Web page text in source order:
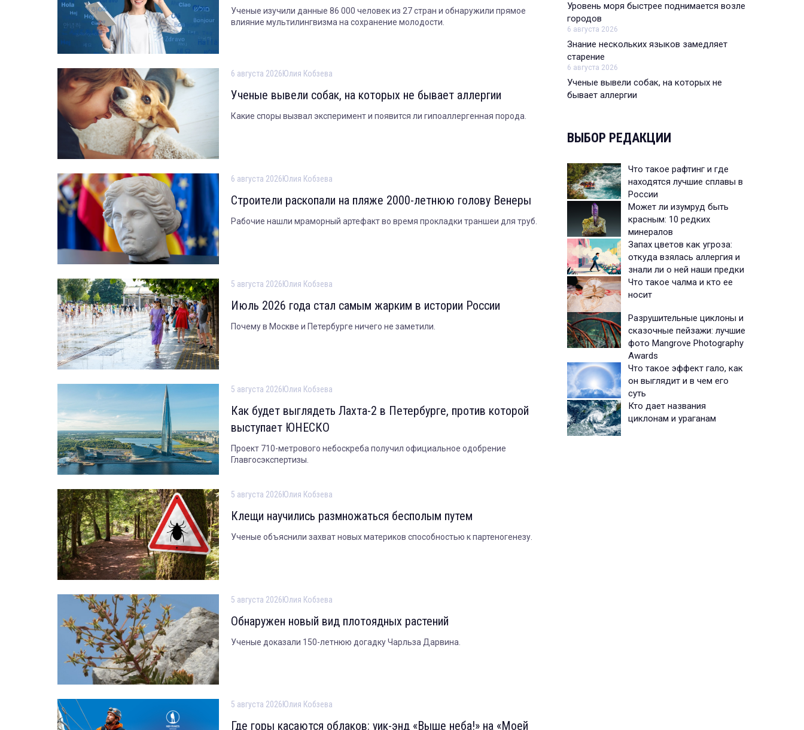
Ученые изучили данные 86 000 человек из 27 стран и обнаружили прямое
влияние мультилингвизма на сохранение молодости.
6 августа 2026Юлия Кобзева
Ученые вывели собак, на которых не бывает аллергии
Какие споры вызвал эксперимент и появится ли гипоаллергенная порода.
6 августа 2026Юлия Кобзева
Строители раскопали на пляже 2000-летнюю голову Венеры
Рабочие нашли мраморный артефакт во время прокладки траншеи для труб.
5 августа 2026Юлия Кобзева
Июль 2026 года стал самым жарким в истории России
Почему в Москве и Петербурге ничего не заметили.
5 августа 2026Юлия Кобзева
Как будет выглядеть Лахта-2 в Петербурге, против которой
выступает ЮНЕСКО
Проект 710-метрового небоскреба получил официальное одобрение
Главгосэкспертизы.
5 августа 2026Юлия Кобзева
Клещи научились размножаться бесполым путем
Ученые объяснили захват новых материков способностью к партеногенезу.
5 августа 2026Юлия Кобзева
Обнаружен новый вид плотоядных растений
Ученые доказали 150-летнюю догадку Чарльза Дарвина.
5 августа 2026Юлия Кобзева
Где горы касаются облаков: уик-энд «Выше неба!» на «Моей
Уровень моря быстрее поднимается возле
городов
6 августа 2026
Знание нескольких языков замедляет
старение
6 августа 2026
Ученые вывели собак, на которых не
бывает аллергии
ВЫБОР РЕДАКЦИИ
Что такое рафтинг и где
находятся лучшие сплавы в
России
Может ли изумруд быть
красным: 10 редких
минералов
Запах цветов как угроза:
откуда взялась аллергия и
знали ли о ней наши предки
Что такое чалма и кто ее
носит
Разрушительные циклоны и
сказочные пейзажи: лучшие
фото Mangrove Photography
Awards
Что такое эффект гало, как
он выглядит и в чем его
суть
Кто дает названия
циклонам и ураганам